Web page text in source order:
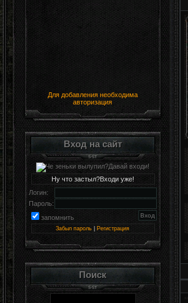
Для добавления необходима
авторизация
Вход на сайт
Ну что застыл?Входи уже!
Логин:
Пароль:
запомнить
Забыл пароль Регистрация
Поиск